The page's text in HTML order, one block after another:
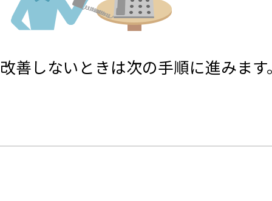
改善しないときは次の手順に進みます